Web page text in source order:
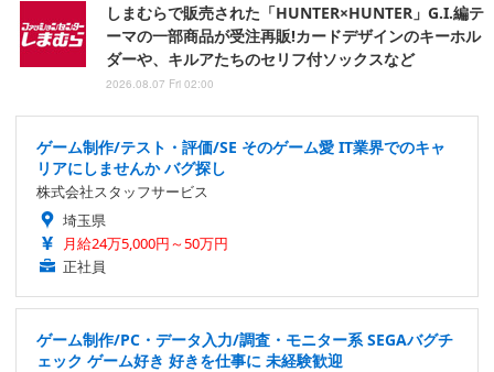
しまむらで販売された「HUNTER×HUNTER」G.I.編テ
ーマの一部商品が受注再販!カードデザインのキーホル
ダーや、キルアたちのセリフ付ソックスなど
2026.08.07 Fri 02:00
ゲーム制作/テスト・評価/SE そのゲーム愛 IT業界でのキャ
リアにしませんか バグ探し
株式会社スタッフサービス
埼玉県
月給24万5,000円～50万円
正社員
ゲーム制作/PC・データ入力/調査・モニター系 SEGAバグチ
ェック ゲーム好き 好きを仕事に 未経験歓迎